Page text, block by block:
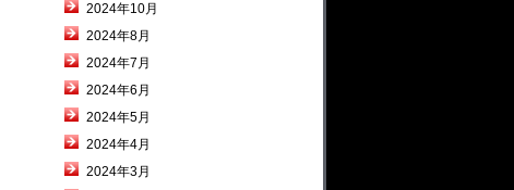
2024年10月
2024年8月
2024年7月
2024年6月
2024年5月
2024年4月
2024年3月